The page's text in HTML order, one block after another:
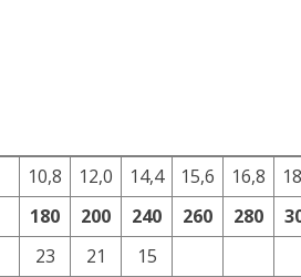
10,8 12,0 14,4 15,6 16,8
180 200 240 260 280
23 21
15